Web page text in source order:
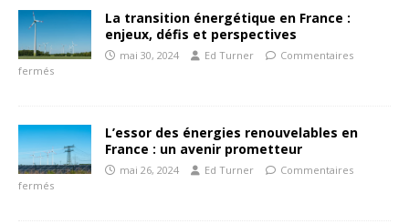
La transition énergétique en France :
enjeux, défis et perspectives
mai 30, 2024 Ed Turner
Commentaires
fermés
L’essor des énergies renouvelables en
France : un avenir prometteur
mai 26, 2024 Ed Turner
Commentaires
fermés